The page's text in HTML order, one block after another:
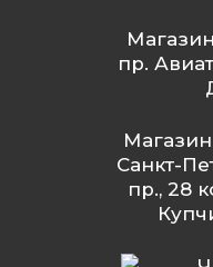
пр.
Санкт-
пр., 28